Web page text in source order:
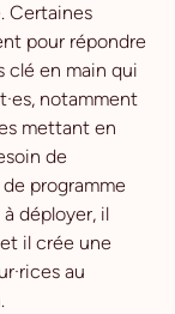
Certaines
pour répondre
clé en main qui
notamment
mettant en
de
programme
déployer, il
il crée une
au